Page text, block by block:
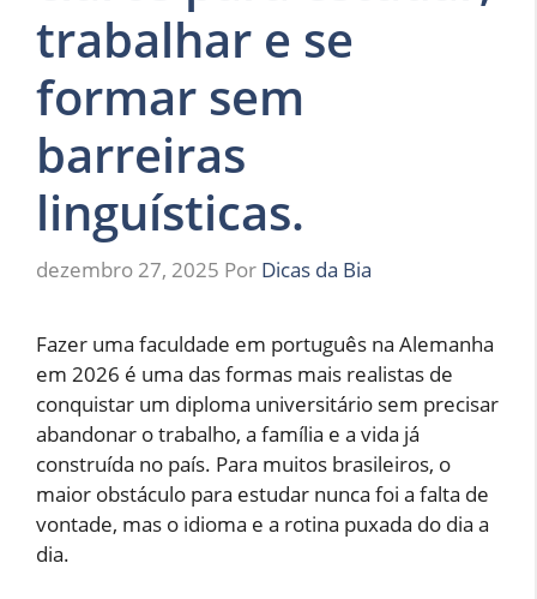
trabalhar e se
formar sem
barreiras
linguísticas.
dezembro 27, 2025 Por Dicas da Bia
Fazer uma faculdade em português na Alemanha
em 2026 é uma das formas mais realistas de
conquistar um diploma universitário sem precisar
abandonar o trabalho, a família e a vida já
construída no país. Para muitos brasileiros, o
maior obstáculo para estudar nunca foi a falta de
vontade, mas o idioma e a rotina puxada do dia a
dia.